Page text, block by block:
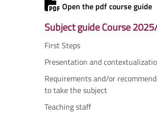
Open the pdf course guide
Subject guide Course
First Steps
Presentation and
Requirements and/or
to take the subject
Teaching staff